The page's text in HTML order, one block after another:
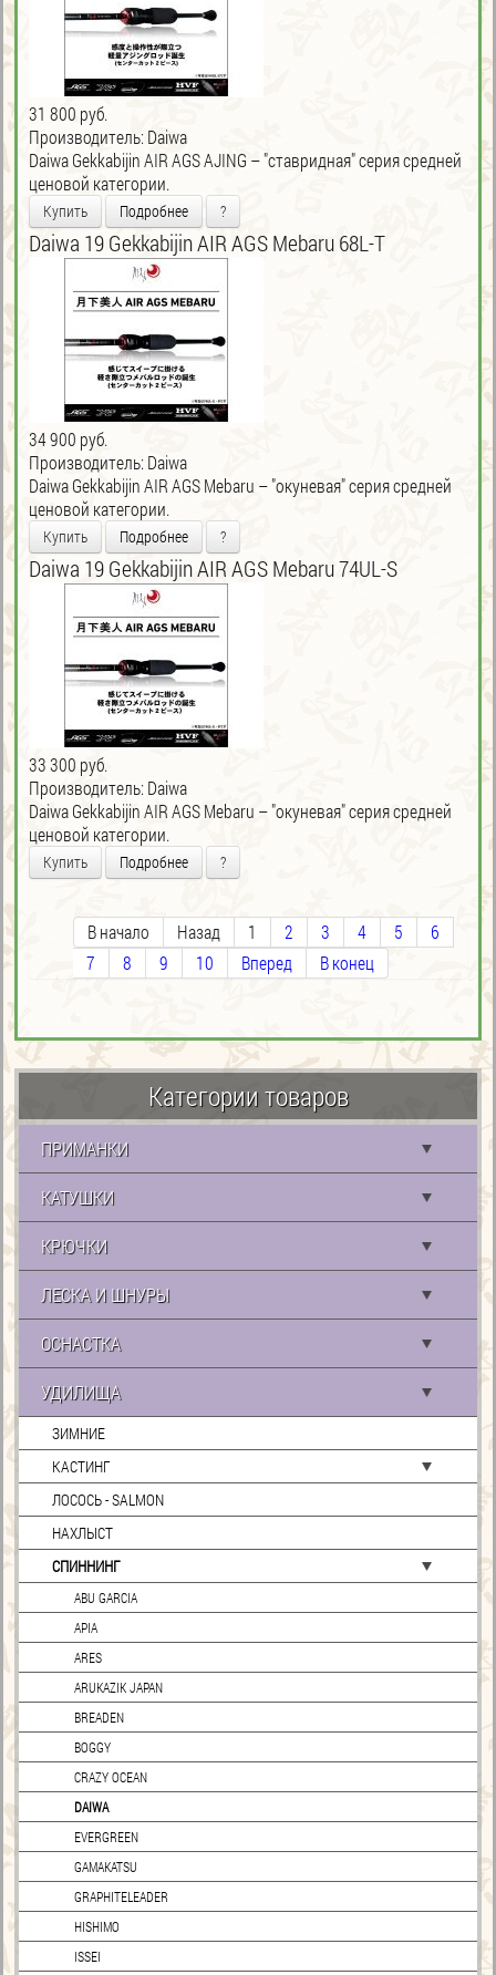
31 800 руб.
Производитель:Daiwa
Daiwa Gekkabijin AIR AGS AJING – "ставридная" серия средней
ценовой категории.
Купить Подробнее ?
Daiwa 19 Gekkabijin AIR AGS Mebaru 68L-T
34 900 руб.
Производитель: Daiwa
Daiwa Gekkabijin AIR AGS Mebaru – "окуневая" серия средней
ценовой категории.
Купить Подробнее ?
Daiwa 19 Gekkabijin AIR AGS Mebaru 74UL-S
33 300 руб.
Производитель: Daiwa
Daiwa Gekkabijin AIR AGS Mebaru – "окуневая" серия средней
ценовой категории.
Купить Подробнее ?
В начало Назад 1 2 3 4 5
6
7
8 9 10 Вперед В конец
Категории товаров
ПРИМАНКИ
КАТУШКИ
КРЮЧКИ
ЛЕСКА И ШНУРЫ
ОСНАСТКА
УДИЛИЩА
ЗИМНИЕ
КАСТИНГ
ЛОСОСЬ - SALMON
НАХЛЫСТ
СПИННИНГ
ABU GARCIA
APIA
ARES
ARUKAZIK JAPAN
BREADEN
BOGGY
CRAZY OCEAN
DAIWA
EVERGREEN
GAMAKATSU
GRAPHITELEADER
HISHIMO
ISSEI